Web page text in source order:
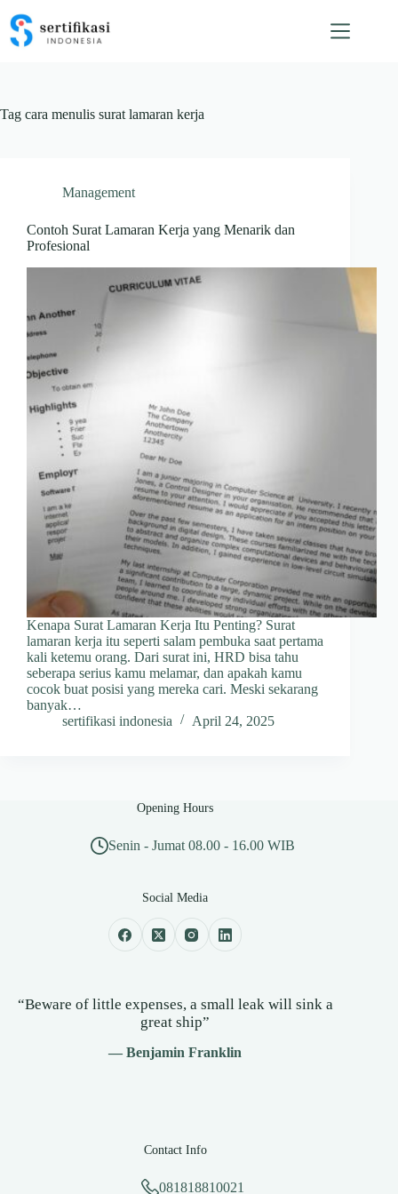
content
Tag cara menulis surat lamaran kerja
Management
Contoh Surat Lamaran Kerja yang Menarik dan
Profesional
Kenapa Surat Lamaran Kerja Itu Penting? Surat
lamaran kerja itu seperti salam pembuka saat pertama
kali ketemu orang. Dari surat ini, HRD bisa tahu
seberapa serius kamu melamar, dan apakah kamu
cocok buat posisi yang mereka cari. Meski sekarang
banyak…
sertifikasi indonesia
April 24, 2025
Opening Hours
Senin - Jumat 08.00 - 16.00 WIB
Social Media
“Beware of little expenses, a small leak will sink a
great ship”
— Benjamin Franklin
Contact Info
081818810021